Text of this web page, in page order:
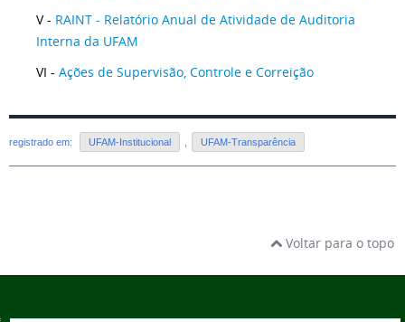
V - RAINT - Relatório Anual de Atividade de Auditoria
Interna da UFAM
VI - Ações de Supervisão, Controle e Correição
registrado em: UFAM-Institucional UFAM-Transparência
Voltar para o topo